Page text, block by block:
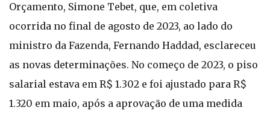
Orçamento, Simone Tebet, que, em coletiva
ocorrida no final de agosto de 2023, ao lado do
ministro da Fazenda, Fernando Haddad, esclareceu
as novas determinações. No começo de 2023, o piso
salarial estava em R$ 1.302 e foi ajustado para R$
1.320 em maio, após a aprovação de uma medida